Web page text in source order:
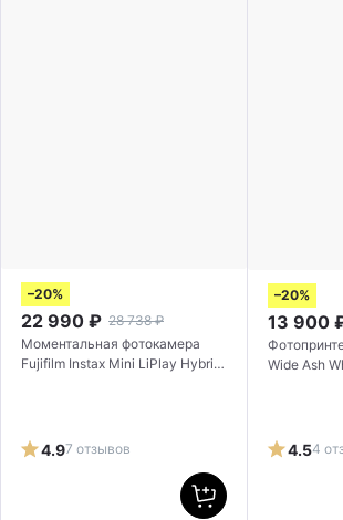
–20%
22 990 ₽ 28 738 ₽
Моментальная фотокамера
Fujifilm Instax Mini LiPlay Hybrid
4.97 отзывов
–20%
13 900
Wide Ash
4.54